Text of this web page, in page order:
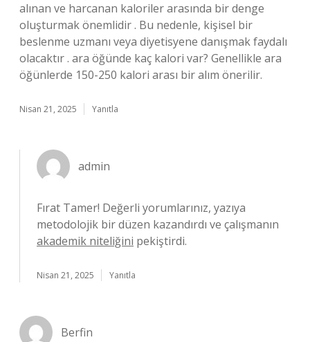
alınan ve harcanan kaloriler arasında bir denge
oluşturmak önemlidir . Bu nedenle, kişisel bir
beslenme uzmanı veya diyetisyene danışmak faydalı
olacaktır . ara öğünde kaç kalori var? Genellikle ara
öğünlerde 150-250 kalori arası bir alım önerilir.
Nisan 21, 2025 Yanıtla
admin
Fırat Tamer! Değerli yorumlarınız, yazıya
metodolojik bir düzen kazandırdı ve çalışmanın
akademik niteliğini pekiştirdi.
Nisan 21, 2025 Yanıtla
Berfin